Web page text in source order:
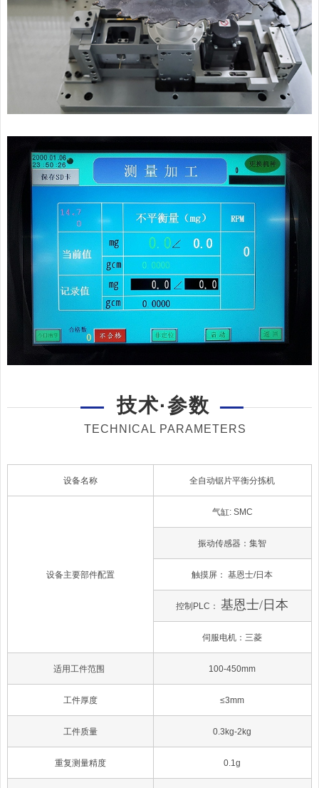
技术·参数
TECHNICAL PARAMETERS
设备名称 全自动锯片平衡分拣机
设备主要部件配置
气缸: SMC
振动传感器：集智
触摸屏： 基恩士/日本
控制PLC：基恩士/日本
伺服电机：三菱
适用工件范围 100-450mm
工件厚度 ≤3mm
工件质量 0.3kg-2kg
重复测量精度 0.1g